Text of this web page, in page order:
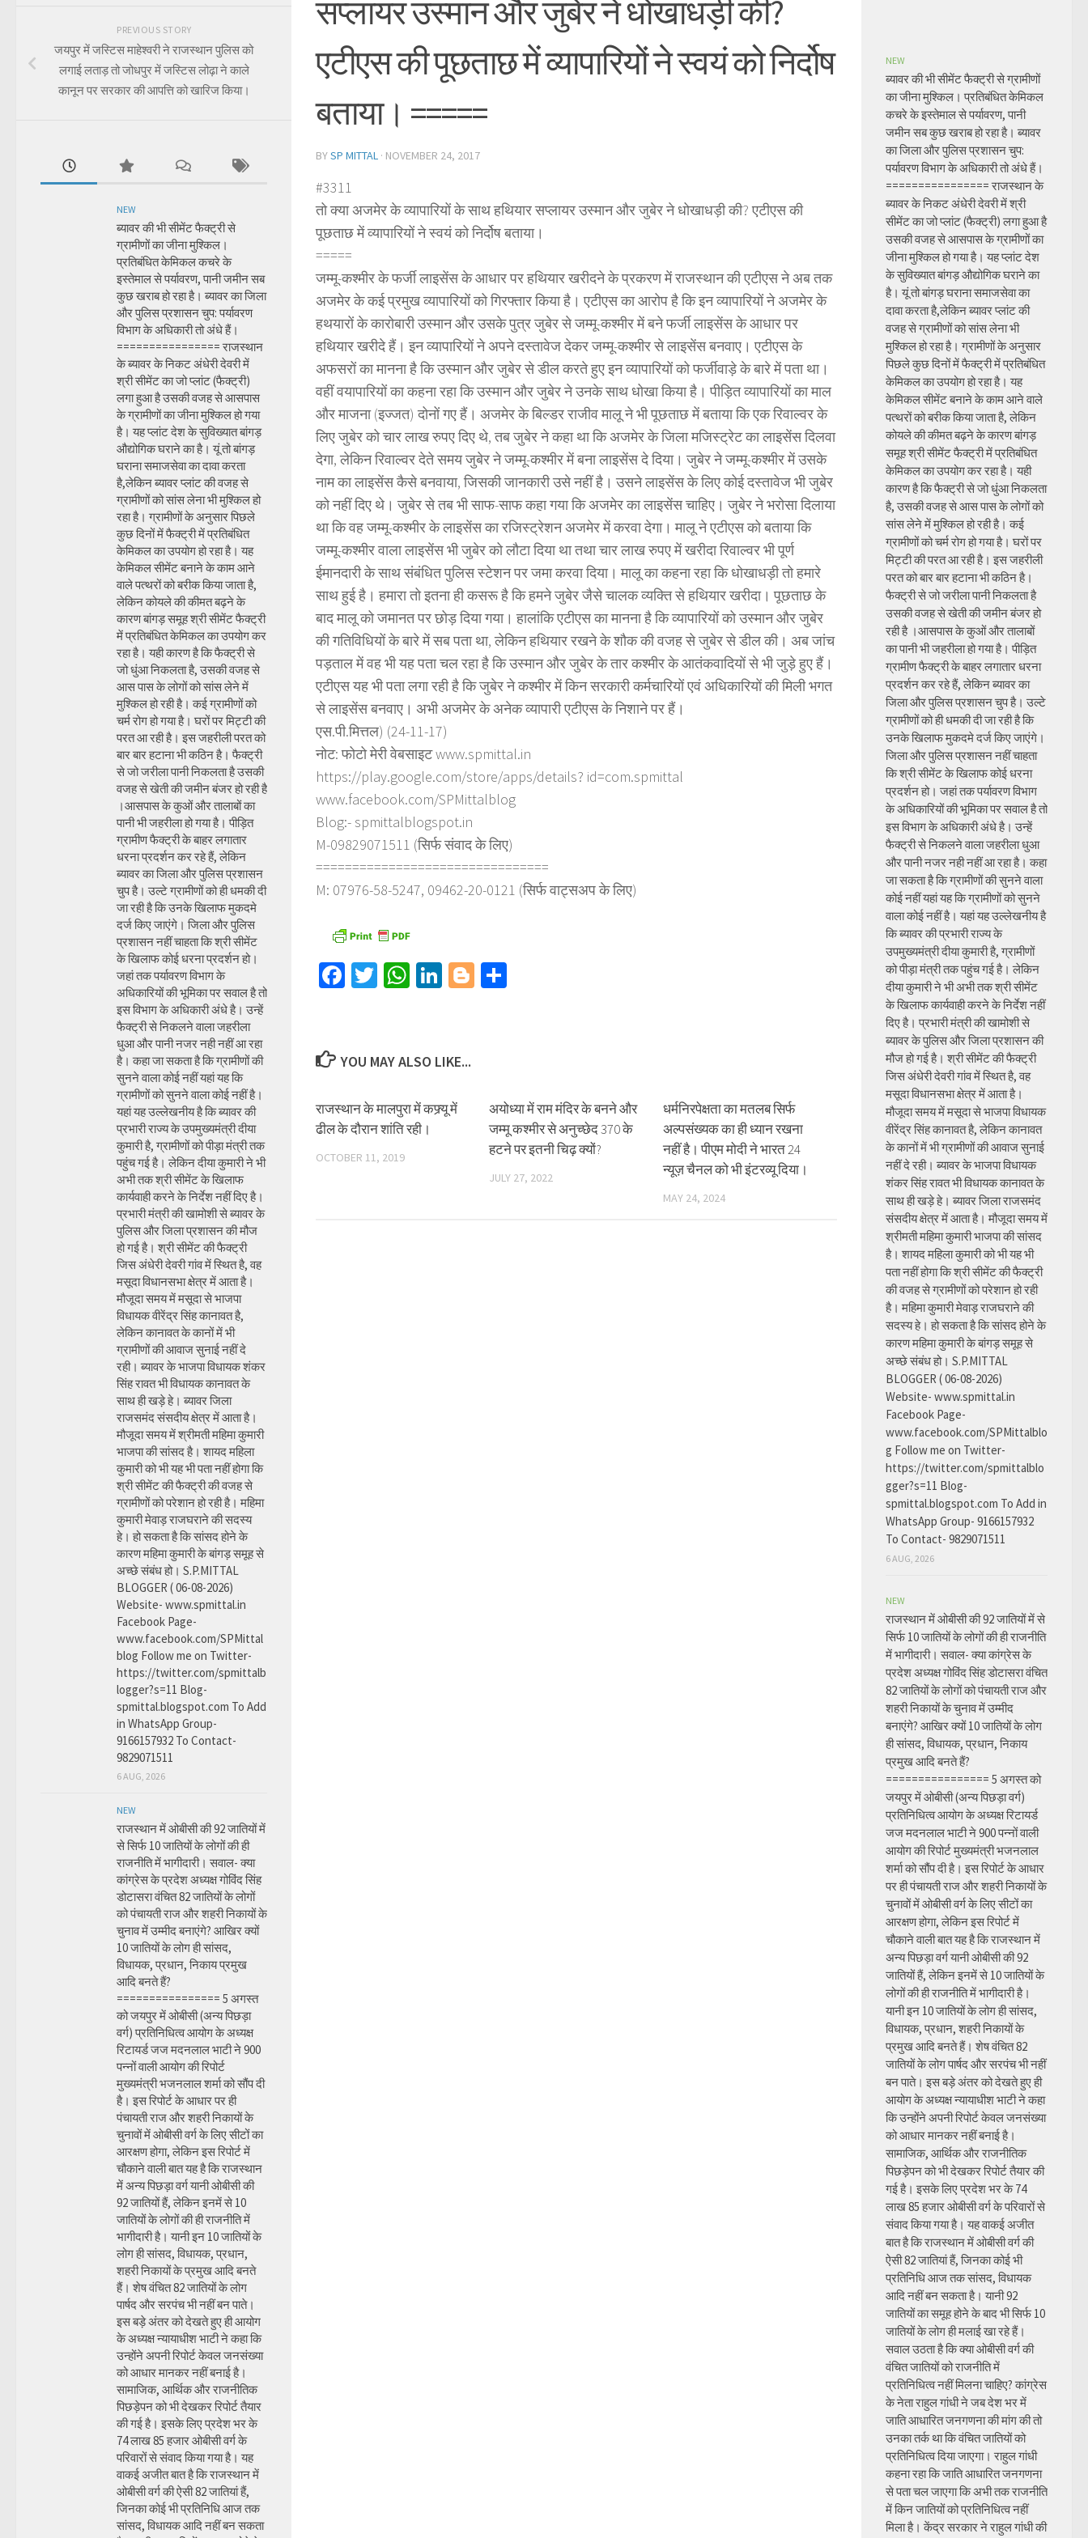
सप्लायर उस्मान और जुबेर ने धोखाधड़ी की?
एटीएस की पूछताछ में व्यापारियों ने स्वयं को निर्दोष
बताया। =====
BYSP MITTAL · NOVEMBER 24, 2017
#3311
तो क्या अजमेर के व्यापारियों के साथ हथियार सप्लायर उस्मान और जुबेर ने धोखाधड़ी की? एटीएस की
पूछताछ में व्यापारियों ने स्वयं को निर्दोष बताया।
=====
जम्मू-कश्मीर के फर्जी लाइसेंस के आधार पर हथियार खरीदने के प्रकरण में राजस्थान की एटीएस ने अब तक
अजमेर के कई प्रमुख व्यापारियों को गिरफ्तार किया है। एटीएस का आरोप है कि इन व्यापारियों ने अजमेर के
हथयारों के कारोबारी उस्मान और उसके पुत्र जुबेर से जम्मू-कश्मीर में बने फर्जी लाइसेंस के आधार पर
हथियार खरीदे हैं। इन व्यापारियों ने अपने दस्तावेज देकर जम्मू-कश्मीर से लाइसेंस बनवाए। एटीएस के
अफसरों का मानना है कि उस्मान और जुबेर से डील करते हुए इन व्यापारियों को फर्जीवाड़े के बारे में पता था।
वहीं वयापारियों का कहना रहा कि उस्मान और जुबेर ने उनके साथ धोखा किया है। पीड़ित व्यापारियों का माल
और माजना (इज्जत) दोनों गए हैं। अजमेर के बिल्डर राजीव मालू ने भी पूछताछ में बताया कि एक रिवाल्वर के
लिए जुबेर को चार लाख रुपए दिए थे, तब जुबेर ने कहा था कि अजमेर के जिला मजिस्ट्रेट का लाइसेंस दिलवा
देगा, लेकिन रिवाल्वर देते समय जुबेर ने जम्मू-कश्मीर में बना लाइसेंस दे दिया। जुबेर ने जम्मू-कश्मीर में उसके
नाम का लाइसेंस कैसे बनवाया, जिसकी जानकारी उसे नहीं है। उसने लाइसेंस के लिए कोई दस्तावेज भी जुबेर
को नहीं दिए थे। जुबेर से तब भी साफ-साफ कहा गया कि अजमेर का लाइसेंस चाहिए। जुबेर ने भरोसा दिलाया
था कि वह जम्मू-कश्मीर के लाइसेंस का रजिस्ट्रेशन अजमेर में करवा देगा। मालू ने एटीएस को बताया कि
जम्मू-कश्मीर वाला लाइसेंस भी जुबेर को लौटा दिया था तथा चार लाख रुपए में खरीदा रिवाल्वर भी पूर्ण
ईमानदारी के साथ संबंधित पुलिस स्टेशन पर जमा करवा दिया। मालू का कहना रहा कि धोखाधड़ी तो हमारे
साथ हुई है। हमारा तो इतना ही कसरू है कि हमने जुबेर जैसे चालक व्यक्ति से हथियार खरीदा। पूछताछ के
बाद मालू को जमानत पर छोड़ दिया गया। हालांकि एटीएस का मानना है कि व्यापारियों को उस्मान और जुबेर
की गतिविधियों के बारे में सब पता था, लेकिन हथियार रखने के शौक की वजह से जुबेर से डील की। अब जांच
पड़ताल में वह भी यह पता चल रहा है कि उस्मान और जुबेर के तार कश्मीर के आतंकवादियों से भी जुड़े हुए हैं।
एटीएस यह भी पता लगा रही है कि जुबेर ने कश्मीर में किन सरकारी कर्मचारियों एवं अधिकारियों की मिली भगत
से लाइसेंस बनवाए। अभी अजमेर के अनेक व्यापारी एटीएस के निशाने पर हैं।
एस.पी.मित्तल) (24-11-17)
नोट: फोटो मेरी वेबसाइट www.spmittal.in
https://play.google.com/store/apps/details? id=com.spmittal
www.facebook.com/SPMittalblog
Blog:- spmittalblogspot.in
M-09829071511 (सिर्फ संवाद के लिए)
================================
M: 07976-58-5247, 09462-20-0121 (सिर्फ वाट्सअप के लिए)
Facebook
TwitterWhatsApp
LinkedIn
Blogger
YOU MAY ALSO LIKE...
राजस्थान के मालपुरा में कफ्र्यू में
ढील के दौरान शांति रही।
OCTOBER 11, 2019
अयोध्या में राम मंदिर के बनने और
जम्मू कश्मीर से अनुच्छेद 370 के
हटने पर इतनी चिढ़ क्यों?
JULY 27, 2022
धर्मनिरपेक्षता का मतलब सिर्फ
अल्पसंख्यक का ही ध्यान रखना
नहीं है। पीएम मोदी ने भारत 24
न्यूज़ चैनल को भी इंटरव्यू दिया।
MAY 24, 2024
PREVIOUS STORY
जयपुर में जस्टिस माहेश्वरी ने राजस्थान पुलिस को
लगाई लताड़ तो जोधपुर में जस्टिस लोढ़ा ने काले
कानून पर सरकार की आपत्ति को खारिज किया।
NEW
ब्यावर की भी सीमेंट फैक्ट्री से
ग्रामीणों का जीना मुश्किल।
प्रतिबंधित केमिकल कचरे के
इस्तेमाल से पर्यावरण, पानी जमीन सब
कुछ खराब हो रहा है। ब्यावर का जिला
और पुलिस प्रशासन चुप: पर्यावरण
विभाग के अधिकारी तो अंधे हैं।
================ राजस्थान
के ब्यावर के निकट अंधेरी देवरी में
श्री सीमेंट का जो प्लांट (फैक्ट्री)
लगा हुआ है उसकी वजह से आसपास
के ग्रामीणों का जीना मुश्किल हो गया
है। यह प्लांट देश के सुविख्यात बांगड़
औद्योगिक घराने का है। यूं तो बांगड़
घराना समाजसेवा का दावा करता
है,लेकिन ब्यावर प्लांट की वजह से
ग्रामीणों को सांस लेना भी मुश्किल हो
रहा है। ग्रामीणों के अनुसार पिछले
कुछ दिनों में फैक्ट्री में प्रतिबंधित
केमिकल का उपयोग हो रहा है। यह
केमिकल सीमेंट बनाने के काम आने
वाले पत्थरों को बरीक किया जाता है,
लेकिन कोयले की कीमत बढ़ने के
कारण बांगड़ समूह श्री सीमेंट फैक्ट्री
में प्रतिबंधित केमिकल का उपयोग कर
रहा है। यही कारण है कि फैक्ट्री से
जो धुंआ निकलता है, उसकी वजह से
आस पास के लोगों को सांस लेने में
मुश्किल हो रही है। कई ग्रामीणों को
चर्म रोग हो गया है। घरों पर मिट्टी की
परत आ रही है। इस जहरीली परत को
बार बार हटाना भी कठिन है। फैक्ट्री
से जो जरीला पानी निकलता है उसकी
वजह से खेती की जमीन बंजर हो रही है
।आसपास के कुओं और तालाबों का
पानी भी जहरीला हो गया है। पीड़ित
ग्रामीण फैक्ट्री के बाहर लगातार
धरना प्रदर्शन कर रहे हैं, लेकिन
ब्यावर का जिला और पुलिस प्रशासन
चुप है। उल्टे ग्रामीणों को ही धमकी दी
जा रही है कि उनके खिलाफ मुकदमे
दर्ज किए जाएंगे। जिला और पुलिस
प्रशासन नहीं चाहता कि श्री सीमेंट
के खिलाफ कोई धरना प्रदर्शन हो।
जहां तक पर्यावरण विभाग के
अधिकारियों की भूमिका पर सवाल है तो
इस विभाग के अधिकारी अंधे है। उन्हें
फैक्ट्री से निकलने वाला जहरीला
धुआ और पानी नजर नही नहीं आ रहा
है। कहा जा सकता है कि ग्रामीणों की
सुनने वाला कोई नहीं यहां यह कि
ग्रामीणों को सुनने वाला कोई नहीं है।
यहां यह उल्लेखनीय है कि ब्यावर की
प्रभारी राज्य के उपमुख्यमंत्री दीया
कुमारी है, ग्रामीणों को पीड़ा मंत्री तक
पहुंच गई है। लेकिन दीया कुमारी ने भी
अभी तक श्री सीमेंट के खिलाफ
कार्यवाही करने के निर्देश नहीं दिए है।
प्रभारी मंत्री की खामोशी से ब्यावर के
पुलिस और जिला प्रशासन की मौज
हो गई है। श्री सीमेंट की फैक्ट्री
जिस अंधेरी देवरी गांव में स्थित है, वह
मसूदा विधानसभा क्षेत्र में आता है।
मौजूदा समय में मसूदा से भाजपा
विधायक वीरेंद्र सिंह कानावत है,
लेकिन कानावत के कानों में भी
ग्रामीणों की आवाज सुनाई नहीं दे
रही। ब्यावर के भाजपा विधायक शंकर
सिंह रावत भी विधायक कानावत के
साथ ही खड़े हे। ब्यावर जिला
राजसमंद संसदीय क्षेत्र में आता है।
मौजूदा समय में श्रीमती महिमा कुमारी
भाजपा की सांसद है। शायद महिला
कुमारी को भी यह भी पता नहीं होगा कि
श्री सीमेंट की फैक्ट्री की वजह से
ग्रामीणों को परेशान हो रही है। महिमा
कुमारी मेवाड़ राजघराने की सदस्य
हे। हो सकता है कि सांसद होने के
कारण महिमा कुमारी के बांगड़ समूह से
अच्छे संबंध हो। S.P.MITTAL
BLOGGER ( 06-08-2026)
Website- www.spmittal.in
Facebook Page-
www.facebook.com/SPMittal
blog Follow me on Twitter-
https://twitter.com/spmittalb
logger?s=11 Blog-
spmittal.blogspot.com To Add
in WhatsApp Group-
9166157932 To Contact-
9829071511
6 AUG, 2026
NEW
राजस्थान में ओबीसी की 92 जातियों में
से सिर्फ 10 जातियों के लोगों की ही
राजनीति में भागीदारी। सवाल- क्या
कांग्रेस के प्रदेश अध्यक्ष गोविंद सिंह
डोटासरा वंचित 82 जातियों के लोगों
को पंचायती राज और शहरी निकायों के
चुनाव में उम्मीद बनाएंगे? आखिर क्यों
10 जातियों के लोग ही सांसद,
विधायक, प्रधान, निकाय प्रमुख
आदि बनते हैं?
================ 5 अगस्त
को जयपुर में ओबीसी (अन्य पिछड़ा
वर्ग) प्रतिनिधित्व आयोग के अध्यक्ष
रिटायर्ड जज मदनलाल भाटी ने 900
पन्नों वाली आयोग की रिपोर्ट
मुख्यमंत्री भजनलाल शर्मा को सौंप दी
है। इस रिपोर्ट के आधार पर ही
पंचायती राज और शहरी निकायों के
चुनावों में ओबीसी वर्ग के लिए सीटों का
आरक्षण होगा, लेकिन इस रिपोर्ट में
चौकाने वाली बात यह है कि राजस्थान
में अन्य पिछड़ा वर्ग यानी ओबीसी की
92 जातियों हैं, लेकिन इनमें से 10
जातियों के लोगों की ही राजनीति में
भागीदारी है। यानी इन 10 जातियों के
लोग ही सांसद, विधायक, प्रधान,
शहरी निकायों के प्रमुख आदि बनते
हैं। शेष वंचित 82 जातियों के लोग
पार्षद और सरपंच भी नहीं बन पाते।
इस बड़े अंतर को देखते हुए ही आयोग
के अध्यक्ष न्यायाधीश भाटी ने कहा कि
उन्होंने अपनी रिपोर्ट केवल जनसंख्या
को आधार मानकर नहीं बनाई है।
सामाजिक, आर्थिक और राजनीतिक
पिछड़ेपन को भी देखकर रिपोर्ट तैयार
की गई है। इसके लिए प्रदेश भर के
74 लाख 85 हजार ओबीसी वर्ग के
परिवारों से संवाद किया गया है। यह
वाकई अजीत बात है कि राजस्थान में
ओबीसी वर्ग की ऐसी 82 जातियां हैं,
जिनका कोई भी प्रतिनिधि आज तक
सांसद, विधायक आदि नहीं बन सकता
NEW
ब्यावर की भी सीमेंट फैक्ट्री से ग्रामीणों
का जीना मुश्किल। प्रतिबंधित केमिकल
कचरे के इस्तेमाल से पर्यावरण, पानी
जमीन सब कुछ खराब हो रहा है। ब्यावर
का जिला और पुलिस प्रशासन चुप:
पर्यावरण विभाग के अधिकारी तो अंधे हैं।
================ राजस्थान के
ब्यावर के निकट अंधेरी देवरी में श्री
सीमेंट का जो प्लांट (फैक्ट्री) लगा हुआ है
उसकी वजह से आसपास के ग्रामीणों का
जीना मुश्किल हो गया है। यह प्लांट देश
के सुविख्यात बांगड़ औद्योगिक घराने का
है। यूं तो बांगड़ घराना समाजसेवा का
दावा करता है,लेकिन ब्यावर प्लांट की
वजह से ग्रामीणों को सांस लेना भी
मुश्किल हो रहा है। ग्रामीणों के अनुसार
पिछले कुछ दिनों में फैक्ट्री में प्रतिबंधित
केमिकल का उपयोग हो रहा है। यह
केमिकल सीमेंट बनाने के काम आने वाले
पत्थरों को बरीक किया जाता है, लेकिन
कोयले की कीमत बढ़ने के कारण बांगड़
समूह श्री सीमेंट फैक्ट्री में प्रतिबंधित
केमिकल का उपयोग कर रहा है। यही
कारण है कि फैक्ट्री से जो धुंआ निकलता
है, उसकी वजह से आस पास के लोगों को
सांस लेने में मुश्किल हो रही है। कई
ग्रामीणों को चर्म रोग हो गया है। घरों पर
मिट्टी की परत आ रही है। इस जहरीली
परत को बार बार हटाना भी कठिन है।
फैक्ट्री से जो जरीला पानी निकलता है
उसकी वजह से खेती की जमीन बंजर हो
रही है ।आसपास के कुओं और तालाबों
का पानी भी जहरीला हो गया है। पीड़ित
ग्रामीण फैक्ट्री के बाहर लगातार धरना
प्रदर्शन कर रहे हैं, लेकिन ब्यावर का
जिला और पुलिस प्रशासन चुप है। उल्टे
ग्रामीणों को ही धमकी दी जा रही है कि
उनके खिलाफ मुकदमे दर्ज किए जाएंगे।
जिला और पुलिस प्रशासन नहीं चाहता
कि श्री सीमेंट के खिलाफ कोई धरना
प्रदर्शन हो। जहां तक पर्यावरण विभाग
के अधिकारियों की भूमिका पर सवाल है तो
इस विभाग के अधिकारी अंधे है। उन्हें
फैक्ट्री से निकलने वाला जहरीला धुआ
और पानी नजर नही नहीं आ रहा है। कहा
जा सकता है कि ग्रामीणों की सुनने वाला
कोई नहीं यहां यह कि ग्रामीणों को सुनने
वाला कोई नहीं है। यहां यह उल्लेखनीय है
कि ब्यावर की प्रभारी राज्य के
उपमुख्यमंत्री दीया कुमारी है, ग्रामीणों
को पीड़ा मंत्री तक पहुंच गई है। लेकिन
दीया कुमारी ने भी अभी तक श्री सीमेंट
के खिलाफ कार्यवाही करने के निर्देश नहीं
दिए है। प्रभारी मंत्री की खामोशी से
ब्यावर के पुलिस और जिला प्रशासन की
मौज हो गई है। श्री सीमेंट की फैक्ट्री
जिस अंधेरी देवरी गांव में स्थित है, वह
मसूदा विधानसभा क्षेत्र में आता है।
मौजूदा समय में मसूदा से भाजपा विधायक
वीरेंद्र सिंह कानावत है, लेकिन कानावत
के कानों में भी ग्रामीणों की आवाज सुनाई
नहीं दे रही। ब्यावर के भाजपा विधायक
शंकर सिंह रावत भी विधायक कानावत के
साथ ही खड़े हे। ब्यावर जिला राजसमंद
संसदीय क्षेत्र में आता है। मौजूदा समय में
श्रीमती महिमा कुमारी भाजपा की सांसद
है। शायद महिला कुमारी को भी यह भी
पता नहीं होगा कि श्री सीमेंट की फैक्ट्री
की वजह से ग्रामीणों को परेशान हो रही
है। महिमा कुमारी मेवाड़ राजघराने की
सदस्य हे। हो सकता है कि सांसद होने के
कारण महिमा कुमारी के बांगड़ समूह से
अच्छे संबंध हो। S.P.MITTAL
BLOGGER ( 06-08-2026)
Website- www.spmittal.in
Facebook Page-
www.facebook.com/SPMittalblo
g Follow me on Twitter-
https://twitter.com/spmittalblo
gger?s=11 Blog-
spmittal.blogspot.com To Add in
WhatsApp Group- 9166157932
To Contact- 9829071511
6 AUG, 2026
NEW
राजस्थान में ओबीसी की 92 जातियों में से
सिर्फ 10 जातियों के लोगों की ही राजनीति
में भागीदारी। सवाल- क्या कांग्रेस के
प्रदेश अध्यक्ष गोविंद सिंह डोटासरा वंचित
82 जातियों के लोगों को पंचायती राज और
शहरी निकायों के चुनाव में उम्मीद
बनाएंगे? आखिर क्यों 10 जातियों के लोग
ही सांसद, विधायक, प्रधान, निकाय
प्रमुख आदि बनते हैं?
================ 5 अगस्त को
जयपुर में ओबीसी (अन्य पिछड़ा वर्ग)
प्रतिनिधित्व आयोग के अध्यक्ष रिटायर्ड
जज मदनलाल भाटी ने 900 पन्नों वाली
आयोग की रिपोर्ट मुख्यमंत्री भजनलाल
शर्मा को सौंप दी है। इस रिपोर्ट के आधार
पर ही पंचायती राज और शहरी निकायों के
चुनावों में ओबीसी वर्ग के लिए सीटों का
आरक्षण होगा, लेकिन इस रिपोर्ट में
चौकाने वाली बात यह है कि राजस्थान में
अन्य पिछड़ा वर्ग यानी ओबीसी की 92
जातियों हैं, लेकिन इनमें से 10 जातियों के
लोगों की ही राजनीति में भागीदारी है।
यानी इन 10 जातियों के लोग ही सांसद,
विधायक, प्रधान, शहरी निकायों के
प्रमुख आदि बनते हैं। शेष वंचित 82
जातियों के लोग पार्षद और सरपंच भी नहीं
बन पाते। इस बड़े अंतर को देखते हुए ही
आयोग के अध्यक्ष न्यायाधीश भाटी ने कहा
कि उन्होंने अपनी रिपोर्ट केवल जनसंख्या
को आधार मानकर नहीं बनाई है।
सामाजिक, आर्थिक और राजनीतिक
पिछड़ेपन को भी देखकर रिपोर्ट तैयार की
गई है। इसके लिए प्रदेश भर के 74
लाख 85 हजार ओबीसी वर्ग के परिवारों से
संवाद किया गया है। यह वाकई अजीत
बात है कि राजस्थान में ओबीसी वर्ग की
ऐसी 82 जातियां हैं, जिनका कोई भी
प्रतिनिधि आज तक सांसद, विधायक
आदि नहीं बन सकता है। यानी 92
जातियों का समूह होने के बाद भी सिर्फ 10
जातियों के लोग ही मलाई खा रहे हैं।
सवाल उठता है कि क्या ओबीसी वर्ग की
वंचित जातियों को राजनीति में
प्रतिनिधित्व नहीं मिलना चाहिए? कांग्रेस
के नेता राहुल गांधी ने जब देश भर में
जाति आधारित जनगणना की मांग की तो
उनका तर्क था कि वंचित जातियों को
प्रतिनिधित्व दिया जाएगा। राहुल गांधी
कहना रहा कि जाति आधारित जनगणना
से पता चल जाएगा कि अभी तक राजनीति
में किन जातियों को प्रतिनिधित्व नहीं
मिला है। केंद्र सरकार ने राहुल गांधी की